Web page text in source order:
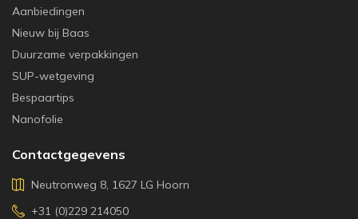
Aanbiedingen
Nieuw bij Baas
Duurzame verpakkingen
SUP-wetgeving
Bespaartips
Nanofolie
Contactgegevens
Neutronweg 8, 1627 LG Hoorn
+31 (0)229 214050